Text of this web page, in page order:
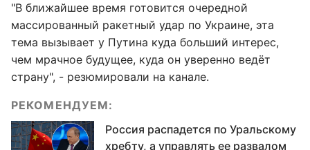
"В ближайшее время готовится очередной
массированный ракетный удар по Украине, эта
тема вызывает у Путина куда больший интерес,
чем мрачное будущее, куда он уверенно ведёт
страну", - резюмировали на канале.
РЕКОМЕНДУЕМ:
Россия распадется по Уральскому
хребту, а управлять ее развалом